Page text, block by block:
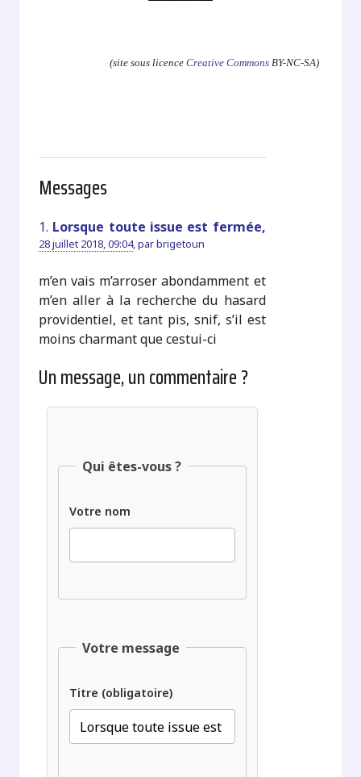
(site sous licence Creative CommonsBY-NC-SA)
Messages
1. Lorsque toute issue est fermée,
28 juillet 2018, 09:04,parbrigetoun
m’en vais m’arroser abondamment et
m’en aller à la recherche du hasard
providentiel, et tant pis, snif, s’il est
moins charmant que cestui-ci
Un message, un commentaire ?
Qui êtes-vous ?
Votre nom
Votre message
Titre (obligatoire)